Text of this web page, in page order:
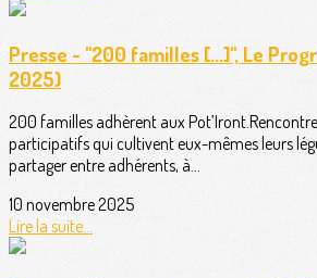
Presse - "200 familles [...]", Le
2025)
200 familles adhèrent aux
participatifs qui cultivent eux-mêmes leurs
partager entre adhérents, à...
10 novembre 2025
Lire la suite...